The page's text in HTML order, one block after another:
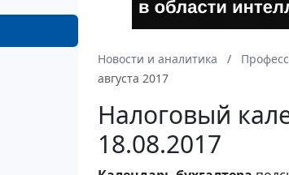
Новости и аналитика
августа 2017
Налоговый
18.08.2017